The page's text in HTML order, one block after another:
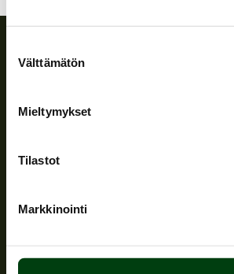
valinta
Välttämätön
Mieltymykset
Tilastot
Markkinointi
EASY COOKING ANYWHERE